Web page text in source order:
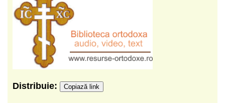
Distribuie: Copiază link